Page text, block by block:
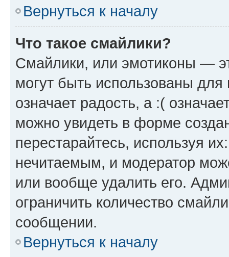
Вернуться к началу
Что такое смайлики?
Смайлики, или эмотиконы —
могут быть использованы
означает радость, а :(
можно увидеть в форме
перестарайтесь, используя
нечитаемым, и модератор
или вообще удалить его.
ограничить количество
сообщении.
Вернуться к началу